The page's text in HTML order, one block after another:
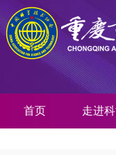
首页 走进